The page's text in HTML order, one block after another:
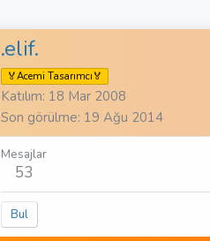
.elif.
🏅Acemi Tasarımcı🏅
Katılım 18 Mar 2008
Son görülme 19 Ağu 2014
Mesajlar
53
Bul